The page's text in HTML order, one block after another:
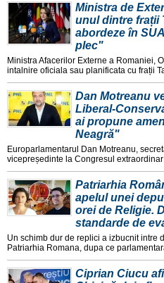
Ministra de
unul dintre frații
abordeze în
plec"
Ministra Afacerilor Externe a Romaniei,
intalnire oficiala sau planificata cu frații
Dan Motreanu
Liberal-
ai propune
Neagră"
Europarlamentarul Dan Motreanu,
vicepreședinte la Congresul
Patriarhia
apelul unei
orei de Religie.
standarde de
Un schimb dur de replici a izbucnit intre
Patriarhia Romana, dupa ce
Ciprian Ciucu